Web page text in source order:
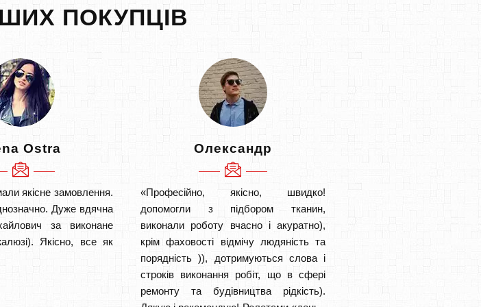
ПОКУПЦІВ
Ostra
якісне замовлення.
Дуже вдячна
за виконане
Якісно, все як
Олександр
«Професійно, якісно, швидко!
допомогли з підбором тканин,
виконали роботу вчасно і акуратно),
крім фаховості відмічу людяність та
порядність )), дотримуються слова і
строків виконання робіт, що в сфері
ремонту та будівництва рідкість).